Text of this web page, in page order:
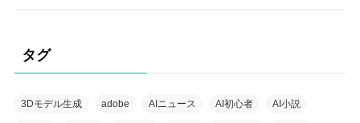
タグ
3Dモデル生成 adobe AIニュース AI初心者 AI小説